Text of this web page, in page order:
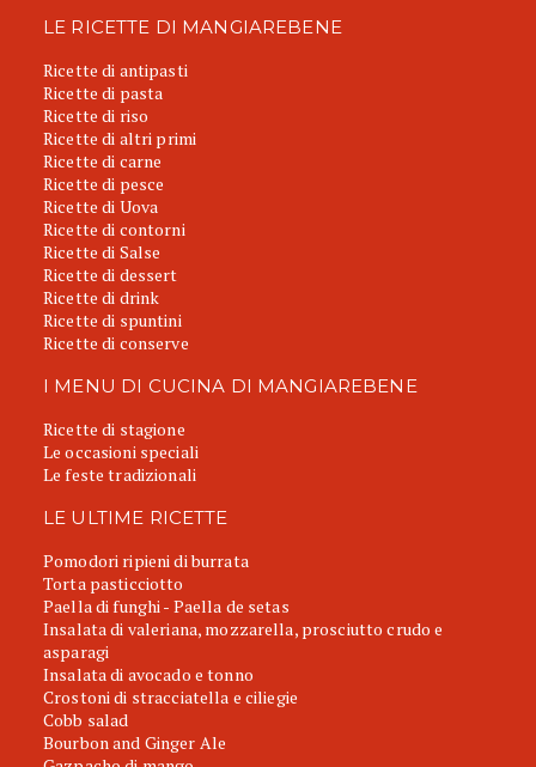
LE RICETTE DI MANGIAREBENE
Ricette di antipasti
Ricette di pasta
Ricette di riso
Ricette di altri primi
Ricette di carne
Ricette di pesce
Ricette di Uova
Ricette di contorni
Ricette di Salse
Ricette di dessert
Ricette di drink
Ricette di spuntini
Ricette di conserve
I MENU DI CUCINA DI MANGIAREBENE
Ricette di stagione
Le occasioni speciali
Le feste tradizionali
LE ULTIME RICETTE
Pomodori ripieni di burrata
Torta pasticciotto
Paella di funghi - Paella de setas
Insalata di valeriana, mozzarella, prosciutto crudo e
asparagi
Insalata di avocado e tonno
Crostoni di stracciatella e ciliegie
Cobb salad
Bourbon and Ginger Ale